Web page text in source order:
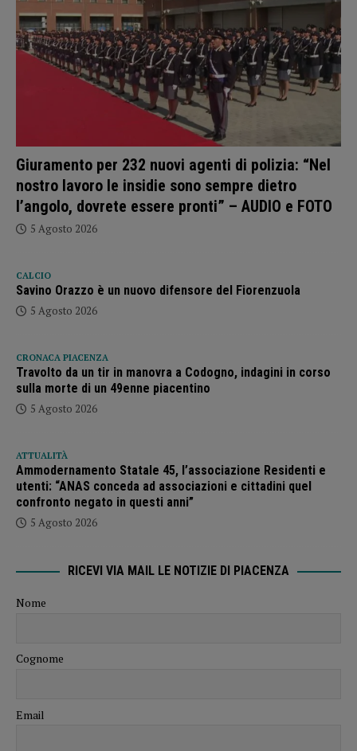
Giuramento per 232 nuovi agenti di polizia: “Nel
nostro lavoro le insidie sono sempre dietro
l’angolo, dovrete essere pronti” – AUDIO e FOTO
5 Agosto 2026
CALCIO
Savino Orazzo è un nuovo difensore del Fiorenzuola
5 Agosto 2026
CRONACA PIACENZA
Travolto da un tir in manovra a Codogno, indagini in corso
sulla morte di un 49enne piacentino
5 Agosto 2026
ATTUALITÀ
Ammodernamento Statale 45, l’associazione Residenti e
utenti: “ANAS conceda ad associazioni e cittadini quel
confronto negato in questi anni”
5 Agosto 2026
RICEVI VIA MAIL LE NOTIZIE DI PIACENZA
Nome
Cognome
Email